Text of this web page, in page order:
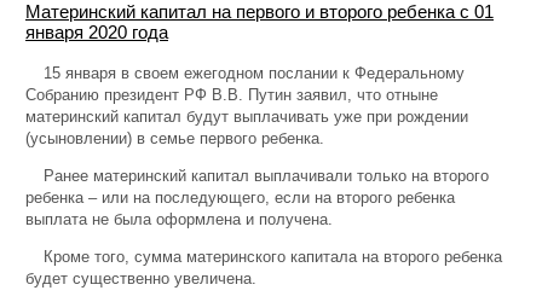
Материнский капитал на первого и второго ребенка с 01
января 2020 года
15 января в своем ежегодном послании к Федеральному
Собранию президент РФ В.В. Путин заявил, что отныне
материнский капитал будут выплачивать уже при рождении
(усыновлении) в семье первого ребенка.
Ранее материнский капитал выплачивали только на второго
ребенка – или на последующего, если на второго ребенка
выплата не была оформлена и получена.
Кроме того, сумма материнского капитала на второго ребенка
будет существенно увеличена.